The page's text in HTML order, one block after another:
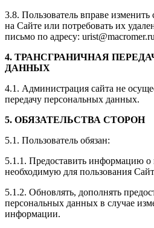
3.8. Пользователь вправе
на Сайте или потребовать их
письмо по адресу:
4. ТРАНСГРАНИЧНАЯ
ДАННЫХ
4.1. Администрация сайта не
передачу персональных данных.
5. ОБЯЗАТЕЛЬСТВА СТОРОН
5.1. Пользователь обязан:
5.1.1. Предоставить информацию
необходимую для пользования
5.1.2. Обновлять, дополнять
персональных данных в случае
информации.